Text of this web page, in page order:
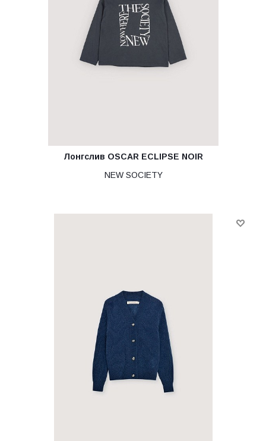
Лонгслив OSCAR ECLIPSE NOIR
NEW SOCIETY